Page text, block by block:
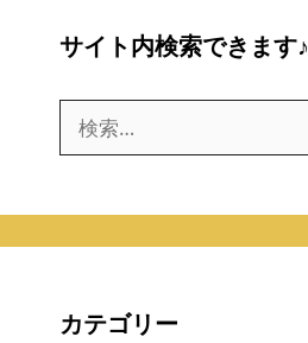
サイト内検索できます♪
索:
カテゴリー